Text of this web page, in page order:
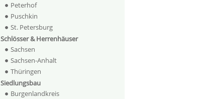
Peterhof
Puschkin
St. Petersburg
Schlösser & Herrenhäuser
Sachsen
Sachsen-Anhalt
Thüringen
Siedlungsbau
Burgenlandkreis